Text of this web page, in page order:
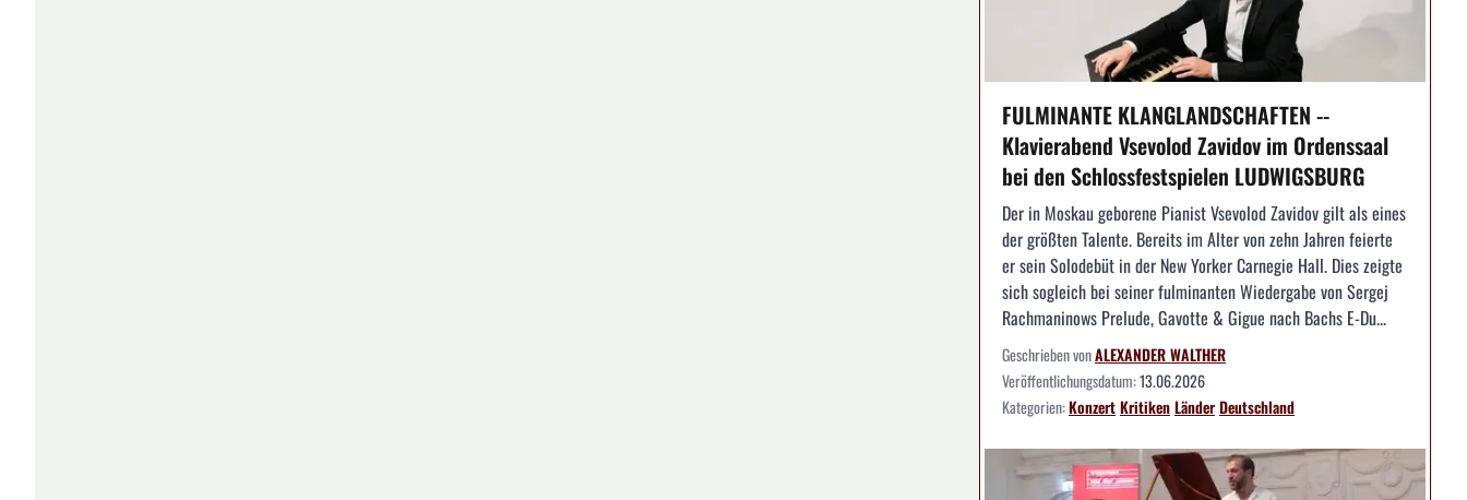
FULMINANTE KLANGLANDSCHAFTEN --
Klavierabend Vsevolod Zavidov im Ordenssaal
bei den Schlossfestspielen LUDWIGSBURG
Der in Moskau geborene Pianist Vsevolod Zavidov gilt als eines
der größten Talente. Bereits im Alter von zehn Jahren feierte
er sein Solodebüt in der New Yorker Carnegie Hall. Dies zeigte
sich sogleich bei seiner fulminanten Wiedergabe von Sergej
Rachmaninows Prelude, Gavotte & Gigue nach Bachs E-Du...
Geschrieben vonALEXANDER WALTHER
Veröffentlichungsdatum:13.06.2026
Kategorien:KonzertKritikenLänderDeutschland